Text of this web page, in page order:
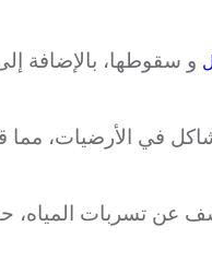
و سقوطها، بالإضافة
في الأرضيات، مما
عن تسربات